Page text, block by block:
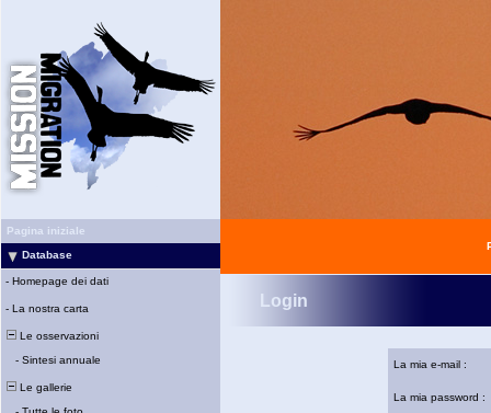
Pagina iniziale
Database
- Homepage dei dati
- La nostra carta
Le osservazioni
- Sintesi annuale
Le gallerie
Login
La mia e-mail :
La mia password :